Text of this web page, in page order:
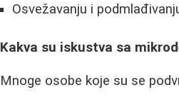
Osvežavanju i
Kakva su iskustva sa
Mnoge osobe koje su se